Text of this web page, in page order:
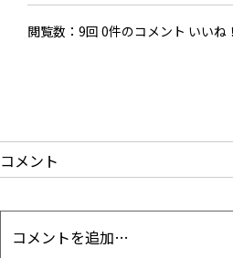
閲覧数：9回 0件のコメント いいね
コメント